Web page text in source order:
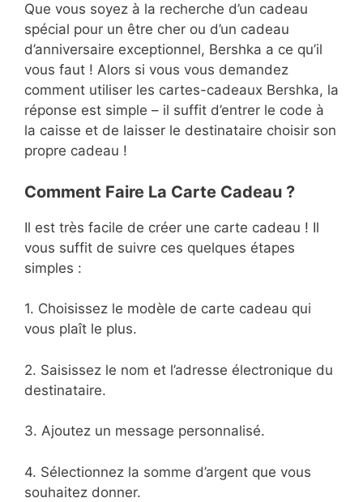
Que vous soyez à la recherche d’un cadeau
spécial pour un être cher ou d’un cadeau
d’anniversaire exceptionnel, Bershka a ce qu’il
vous faut ! Alors si vous vous demandez
comment utiliser les cartes-cadeaux Bershka, la
réponse est simple – il suffit d’entrer le code à
la caisse et de laisser le destinataire choisir son
propre cadeau !
Comment Faire La Carte Cadeau ?
Il est très facile de créer une carte cadeau ! Il
vous suffit de suivre ces quelques étapes
simples :
1. Choisissez le modèle de carte cadeau qui
vous plaît le plus.
2. Saisissez le nom et l’adresse électronique du
destinataire.
3. Ajoutez un message personnalisé.
4. Sélectionnez la somme d’argent que vous
souhaitez donner.